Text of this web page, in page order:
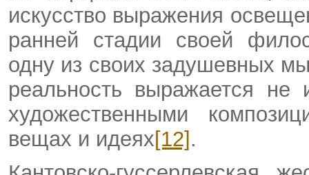
искусство выражения
ранней стадии своей
одну из своих задушевных
реальность выражается
художественными
вещах и идеях[12] .